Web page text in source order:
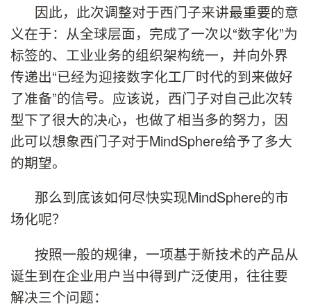
因此，此次调整对于西门子来讲最重要的意
义在于：从全球层面，完成了一次以“数字化”为
标签的、工业业务的组织架构统一，并向外界
传递出“已经为迎接数字化工厂时代的到来做好
了准备”的信号。应该说，西门子对自己此次转
型下了很大的决心，也做了相当多的努力，因
此可以想象西门子对于MindSphere给予了多大
的期望。
那么到底该如何尽快实现MindSphere的市
场化呢？
按照一般的规律，一项基于新技术的产品从
诞生到在企业用户当中得到广泛使用，往往要
解决三个问题：